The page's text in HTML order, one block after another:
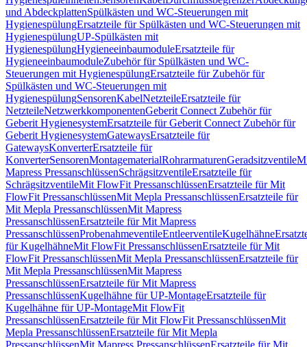
und AbdeckplattenSpülkästen und WC-Steuerungen mit
HygienespülungErsatzteile für Spülkästen und WC-Steuerungen mit
HygienespülungUP-Spülkästen mit
HygienespülungHygieneeinbaumoduleErsatzteile für
HygieneeinbaumoduleZubehör für Spülkästen und WC-
Steuerungen mit HygienespülungErsatzteile für Zubehör für
Spülkästen und WC-Steuerungen mit
HygienespülungSensorenKabelNetzteileErsatzteile für
NetzteileNetzwerkkomponentenGeberit Connect Zubehör für
Geberit HygienesystemErsatzteile für Geberit Connect Zubehör für
Geberit HygienesystemGatewaysErsatzteile für
GatewaysKonverterErsatzteile für
KonverterSensorenMontagematerialRohrarmaturenGeradsitzventile
Mapress PressanschlüssenSchrägsitzventileErsatzteile für
SchrägsitzventileMit FlowFit PressanschlüssenErsatzteile für Mit
FlowFit PressanschlüssenMit Mepla PressanschlüssenErsatzteile für
Mit Mepla PressanschlüssenMit Mapress
PressanschlüssenErsatzteile für Mit Mapress
PressanschlüssenProbenahmeventileEntleerventileKugelhähne
für KugelhähneMit FlowFit PressanschlüssenErsatzteile für Mit
FlowFit PressanschlüssenMit Mepla PressanschlüssenErsatzteile für
Mit Mepla PressanschlüssenMit Mapress
PressanschlüssenErsatzteile für Mit Mapress
PressanschlüssenKugelhähne für UP-MontageErsatzteile für
Kugelhähne für UP-MontageMit FlowFit
PressanschlüssenErsatzteile für Mit FlowFit PressanschlüssenMit
Mepla PressanschlüssenErsatzteile für Mit Mepla
PressanschlüssenMit Mapress PressanschlüssenErsatzteile für Mit